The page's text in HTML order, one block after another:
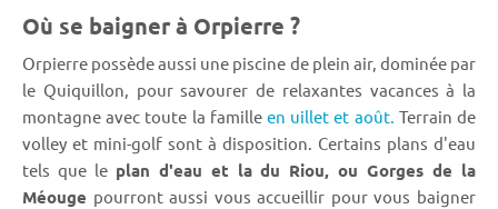
Où se baigner à Orpierre ?
Orpierre possède aussi une piscine de plein air, dominée par
le Quiquillon, pour savourer de relaxantes vacances à la
montagne avec toute la famille en uillet et août. Terrain de
volley et mini-golf sont à disposition. Certains plans d'eau
tels que le plan d'eau et la du Riou, ou Gorges de la
Méouge pourront aussi vous accueillir pour vous baigner